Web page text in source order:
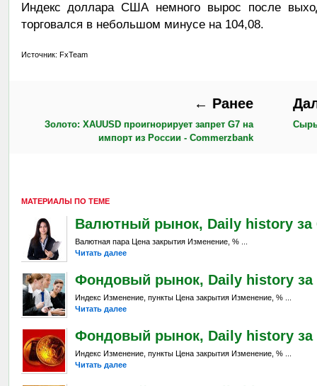
Индекс доллара США немного вырос после
торговался в небольшом минусе на 104,08.
Источник: FxTeam
← Ранее
Золото: XAUUSD проигнорирует запрет G7 на
импорт из России - Commerzbank
МАТЕРИАЛЫ ПО ТЕМЕ
Валютный рынок, Daily history за
Валютная пара Цена закрытия Изменение, % ...
Читать далее
Фондовый рынок, Daily history за
Индекс Изменение, пункты Цена закрытия Изменение, % ...
Читать далее
Фондовый рынок, Daily history за
Индекс Изменение, пункты Цена закрытия Изменение, % ...
Читать далее